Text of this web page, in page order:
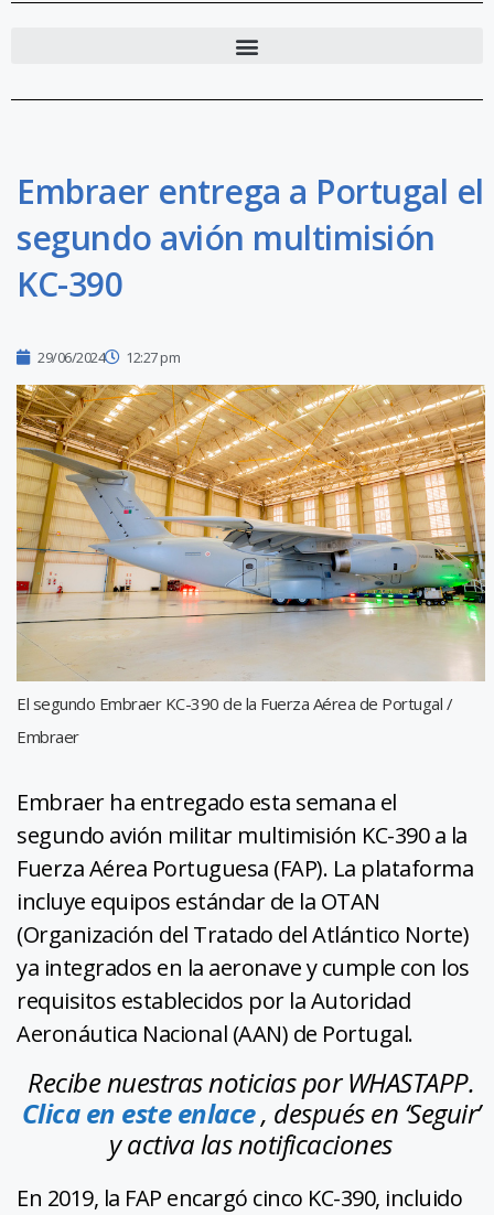
Embraer entrega a Portugal el
segundo avión multimisión
KC-390
29/06/2024 12:27 pm
El segundo Embraer KC-390 de la Fuerza Aérea de Portugal /
Embraer
Embraer ha entregado esta semana el
segundo avión militar multimisión KC-390 a la
Fuerza Aérea Portuguesa (FAP). La plataforma
incluye equipos estándar de la OTAN
(Organización del Tratado del Atlántico Norte)
ya integrados en la aeronave y cumple con los
requisitos establecidos por la Autoridad
Aeronáutica Nacional (AAN) de Portugal.
Recibe nuestras noticias por WHASTAPP.
Clica en este enlace, después en ‘Seguir’
y activa las notificaciones
En 2019, la FAP encargó cinco KC-390, incluido